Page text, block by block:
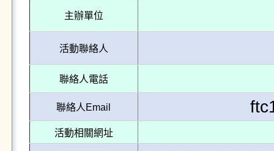
主辦單位
活動聯絡人
聯絡人電話
聯絡人Email
活動相關網址